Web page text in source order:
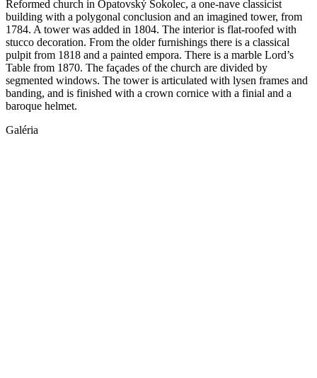
Reformed church in Opatovský Sokolec, a one-nave classicist
building with a polygonal conclusion and an imagined tower, from
1784. A tower was added in 1804. The interior is flat-roofed with
stucco decoration. From the older furnishings there is a classical
pulpit from 1818 and a painted empora. There is a marble Lord’s
Table from 1870. The façades of the church are divided by
segmented windows. The tower is articulated with lysen frames and
banding, and is finished with a crown cornice with a finial and a
baroque helmet.
Galéria